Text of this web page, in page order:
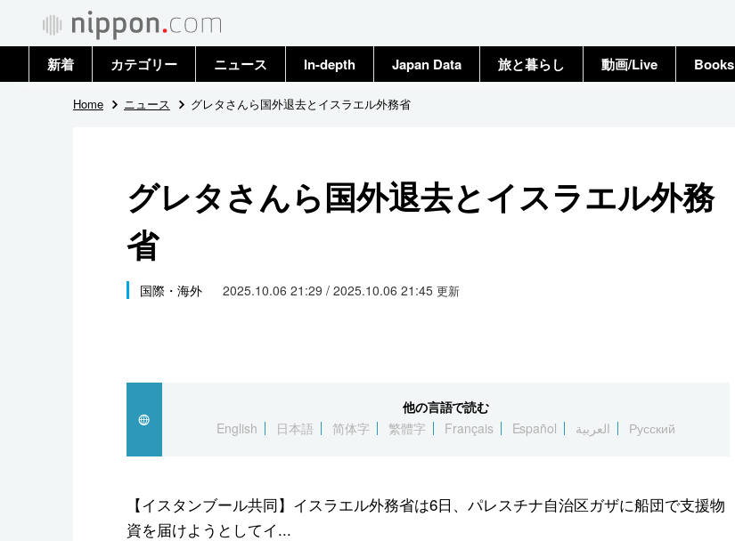
新着 カテゴリー
政治・外交
国際
社会
文化
スポーツ・東京2020
ニュース
トップ
In-depth Japan Data 旅と暮らし 動画/Live Books
Home ニュース グレタさんら国外退去とイスラエル外務省
グレタさんら国外退去とイスラエル外務
省
国際・海外 2025.10.06 21:29 / 2025.10.06 21:45 更新
他の言語で読む
English
日本語 简体字 繁體字 Français Español العربية Русский
【イスタンブール共同】イスラエル外務省は6日、パレスチナ自治区ガザに船団で支援物
資を届けようとしてイ...